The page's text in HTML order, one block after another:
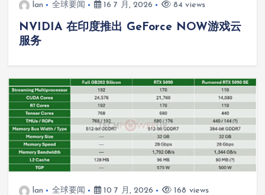
lan 全球要闻 16 7 月, 2026 84 views
NVIDIA 在印度推出 GeForce NOW游戏云
服务
lan 全球要闻 10 7 月, 2026 168 views